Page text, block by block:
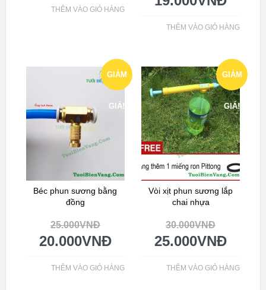
THÊM VÀO GIỎ HÀNG
THÊM VÀO GIỎ HÀNG
GIẢM
GIÁ!
Béc phun sương bằng
đồng
25.000VNĐ
20.000VNĐ
THÊM VÀO GIỎ HÀNG
GIẢM
GIÁ!
Vòi xịt phun sương lắp
chai nhựa
30.000VNĐ
25.000VNĐ
THÊM VÀO GIỎ HÀNG